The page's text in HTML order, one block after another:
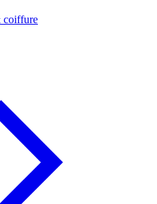
coiffure